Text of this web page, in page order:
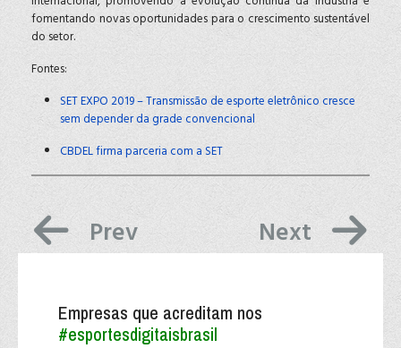
fomentando novas oportunidades para o crescimento sustentável
do setor.
Fontes:
SET EXPO 2019 – Transmissão de esporte eletrônico cresce
sem depender da grade convencional
CBDEL firma parceria com a SET
Previous article: Instituto
Prev Next article:
Next
Empresas que acreditam nos
#esportesdigitaisbrasil